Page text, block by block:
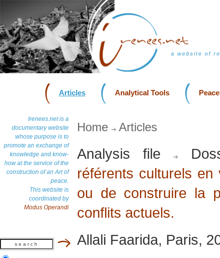
a website of
Articles Analytical Tools
Irenees.net is a
documentary website
whose purpose is to
promote an exchange of
knowledge and know-
how at the service of the
construction of an Art of
peace.
This website is
coordinated by
Modus Operandi
Home Articles
Analysis file
référents culturels
ou de construire la
conflits actuels.
Allali Faarida, Paris,